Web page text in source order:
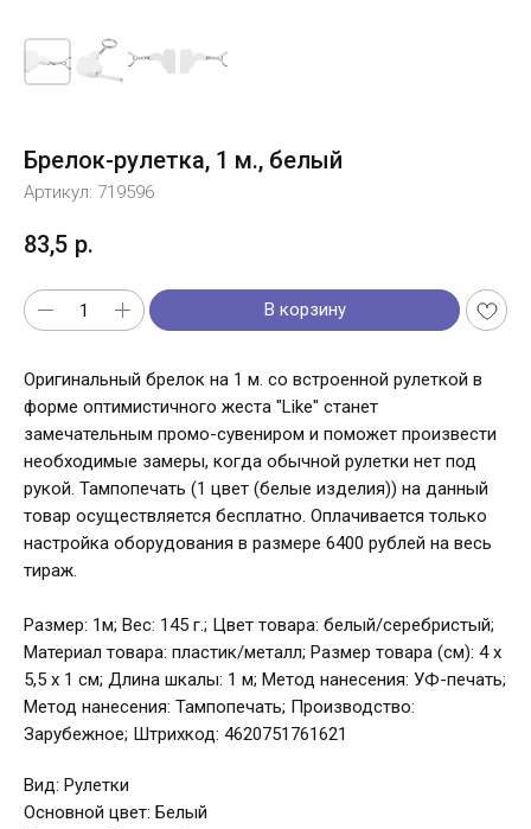
Брелок-рулетка, 1 м., белый
Артикул: 719596
83,5 р.
В корзину
Оригинальный брелок на 1 м. со встроенной рулеткой в
форме оптимистичного жеста "Like" станет
замечательным промо-сувениром и поможет произвести
необходимые замеры, когда обычной рулетки нет под
рукой. Тампопечать (1 цвет (белые изделия)) на данный
товар осуществляется бесплатно. Оплачивается только
настройка оборудования в размере 6400 рублей на весь
тираж.
Размер: 1м; Вес: 145 г.; Цвет товара: белый/серебристый;
Материал товара: пластик/металл; Размер товара (см): 4 х
5,5 х 1 см; Длина шкалы: 1 м; Метод нанесения: УФ-печать;
Метод нанесения: Тампопечать; Производство:
Зарубежное; Штрихкод: 4620751761621
Вид: Рулетки
Основной цвет: Белый